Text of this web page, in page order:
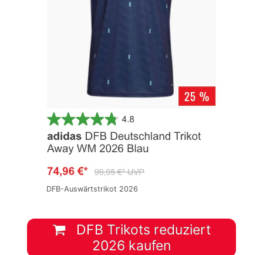
DFB-Auswärtstrikot 2026
DFB Trikots reduziert
2026 kaufen